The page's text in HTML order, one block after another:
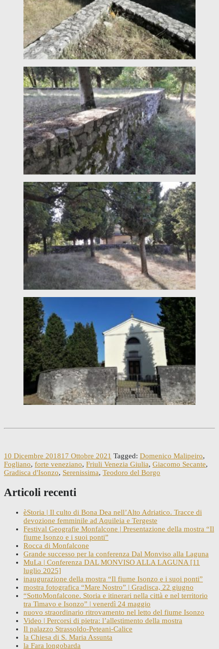
10 Dicembre 201817 Ottobre 2021 Tagged: Domenico Malipeiro,
Fogliano, forte veneziano, Friuli Venezia Giulia, Giacomo Secante,
Gradisca d'Isonzo, Serenissima, Teodoro del Borgo
Articoli recenti
èStoria | Il culto di Bona Dea nell’Alto Adriatico. Tracce di
devozione femminile ad Aquileia e Tergeste
Festival Geografie Monfalcone | Presentazione della mostra “Il
fiume Isonzo e i suoi ponti”
Rocca di Monfalcone
Grande successo per la conferenza Dal Monviso alla Laguna
MuLa | Conferenza DAL MONVISO ALLA LAGUNA [11
luglio 2025]
inaugurazione della mostra “Il fiume Isonzo e i suoi ponti”
mostra fotografica “Mare Nostro” | Gradisca, 22 giugno
“SottoMonfalcone. Storia e itinerari nella città e nel territorio
tra Timavo e Isonzo” | venerdì 24 maggio
nuovo straordinario ritrovamento nel letto del fiume Isonzo
Video | Percorsi di pietra: l’allestimento della mostra
Il palazzo Strassoldo-Peteani-Calice
la Chiesa di S. Maria Assunta
la Fara longobarda